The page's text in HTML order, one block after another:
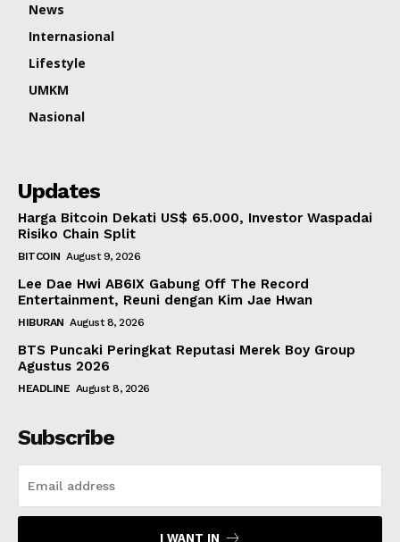
News
Internasional
Lifestyle
UMKM
Nasional
Updates
Harga Bitcoin Dekati US$ 65.000, Investor Waspadai
Risiko Chain Split
BITCOIN August 9, 2026
Lee Dae Hwi AB6IX Gabung Off The Record
Entertainment, Reuni dengan Kim Jae Hwan
HIBURAN August 8, 2026
BTS Puncaki Peringkat Reputasi Merek Boy Group
Agustus 2026
HEADLINE August 8, 2026
Subscribe
I WANT IN